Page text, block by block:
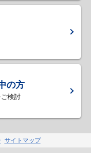
の方
検討
サイトマップ